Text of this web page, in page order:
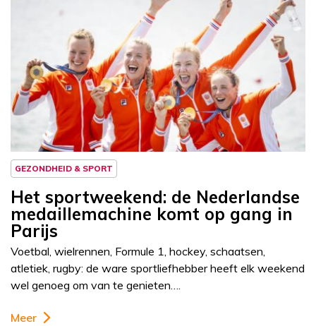
GEZONDHEID & SPORT
Het sportweekend: de Nederlandse
medaillemachine komt op gang in
Parijs
Voetbal, wielrennen, Formule 1, hockey, schaatsen,
atletiek, rugby: de ware sportliefhebber heeft elk weekend
wel genoeg om van te genieten….
Meer